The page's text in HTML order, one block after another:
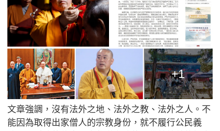
+1
文章強調，沒有法外之地、法外之教、法外之人。不
能因為取得出家僧人的宗教身份，就不履行公民義